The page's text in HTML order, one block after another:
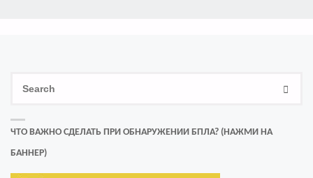
ЧТО ВАЖНО СДЕЛАТЬ ПРИ ОБНАРУЖЕНИИ БПЛА? (НАЖМИ НА
БАННЕР)